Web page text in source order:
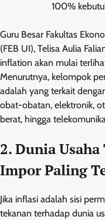
100%
Guru Besar Fakultas
(FEB UI), Telisa Aulia
inflation akan mulai
Menurutnya, kelompok
adalah yang terkait
obat-obatan, elektronik,
berat, hingga
2. Dunia
Impor Paling
Jika inflasi adalah sisi
tekanan terhadap dunia